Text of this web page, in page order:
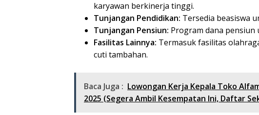
karyawan berkinerja tinggi.
Tunjangan Pendidikan: Tersedia beasiswa
Tunjangan Pensiun: Program dana pensiun
Fasilitas Lainnya: Termasuk fasilitas
cuti tambahan.
Baca Juga : Lowongan Kerja Kepala Toko
2025 (Segera Ambil Kesempatan Ini, Daftar